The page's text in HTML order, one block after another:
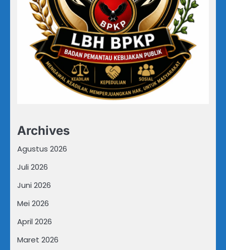
Archives
Agustus 2026
Juli 2026
Juni 2026
Mei 2026
April 2026
Maret 2026